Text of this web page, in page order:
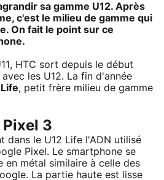
sa gamme U12. Après
c'est le milieu de gamme qui
On fait le point sur ce
HTC sort depuis le début
les U12. La fin d'année
, petit frère milieu de gamme
Pixel 3
dans le U12 Life l'ADN utilisé
Pixel. Le smartphone se
en métal similaire à celle des
La partie haute est lisse